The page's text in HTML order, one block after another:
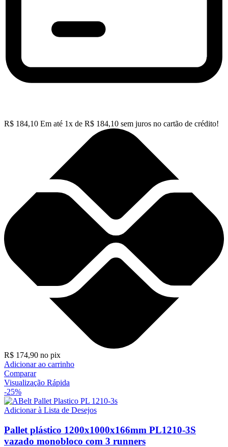
R$ 184,10 Em até 1x de R$ 184,10 sem juros no cartão de crédito!
R$ 174,90 no pix
Adicionar ao carrinho
Comparar
Visualização Rápida
-25%
Adicionar à Lista de Desejos
Pallet plástico 1200x1000x166mm PL1210-3S
vazado monobloco com 3 runners